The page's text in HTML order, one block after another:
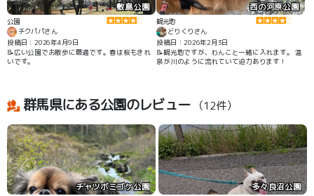
敷島公園
公園
チクパパさん
投稿日：2026年4月9日
📝広い公園でお散歩に最適です。春は桜もきれ
いです。
西の河原公園
観光地
どりくりさん
投稿日：2026年2月3日
📝観光地ですが、わんこと一緒に入れます。 温
泉が川のように流れていて迫力あります！
群馬県にある公園のレビュー （12件）
チャツボミゴケ公園 多々良沼公園